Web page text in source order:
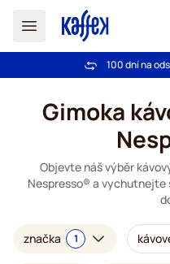
Bezplatná
100 dní na
Gimoka
Objevte náš výběr
Nespresso® a vychutnejte
značka 1